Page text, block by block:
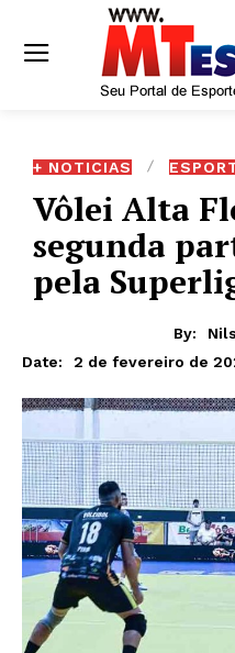
+ NOTICIAS
Vôlei Alta
segunda
pela
By:
Date:
2 de fevereiro de